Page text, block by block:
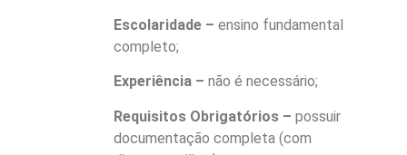
Escolaridade – ensino fundamental
completo;
Experiência – não é necessário;
Requisitos Obrigatórios – possuir
documentação completa (com